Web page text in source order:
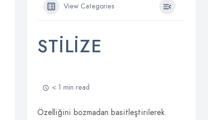
View Categories
STILIZE
< 1 min read
Özelliğini bozmadan basitleştirilerek